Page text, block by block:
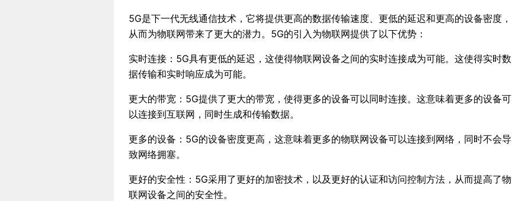
5G是下一代无线通信技术，它将提供更高的数据传输速度、更低的延迟和更高的设备密度，
从而为物联网带来了更大的潜力。5G的引入为物联网提供了以下优势：
实时连接：5G具有更低的延迟，这使得物联网设备之间的实时连接成为可能。这使得实时数
据传输和实时响应成为可能。
更大的带宽：5G提供了更大的带宽，使得更多的设备可以同时连接。这意味着更多的设备可
以连接到互联网，同时生成和传输数据。
更多的设备：5G的设备密度更高，这意味着更多的物联网设备可以连接到网络，同时不会导
致网络拥塞。
更好的安全性：5G采用了更好的加密技术，以及更好的认证和访问控制方法，从而提高了物
联网设备之间的安全性。